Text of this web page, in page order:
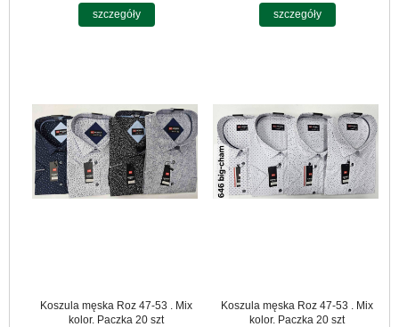
szczegóły szczegóły
Koszula męska Roz 47-53 . Mix
kolor. Paczka 20 szt
Koszula męska Roz 47-53 . Mix
kolor. Paczka 20 szt